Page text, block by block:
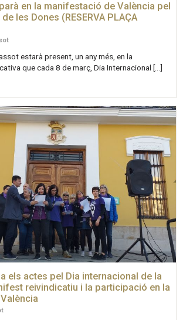
en la manifestació de València pel
les Dones (RESERVA PLAÇA
estarà present, un any més, en la
que cada 8 de març, Dia Internacional […]
els actes pel Dia internacional de la
reivindicatiu i la participació en la